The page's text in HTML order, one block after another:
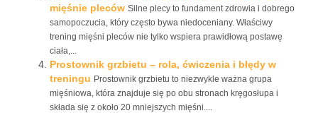
mięśnie pleców Silne plecy to fundament zdrowia i dobrego
samopoczucia, który często bywa niedoceniany. Właściwy
trening mięśni pleców nie tylko wspiera prawidłową postawę
ciała,...
Prostownik grzbietu – rola, ćwiczenia i błędy w
treningu Prostownik grzbietu to niezwykle ważna grupa
mięśniowa, która znajduje się po obu stronach kręgosłupa i
składa się z około 20 mniejszych mięśni....